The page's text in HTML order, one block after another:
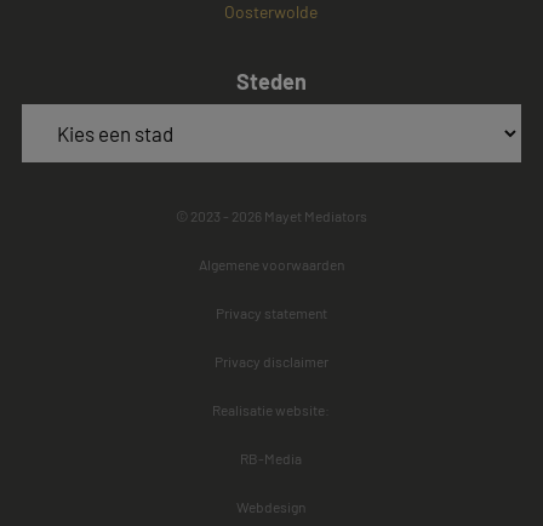
Oosterwolde
Steden
© 2023 - 2026 Mayet Mediators
Algemene voorwaarden
Privacy statement
Privacy disclaimer
Realisatie website:
RB-Media
Webdesign